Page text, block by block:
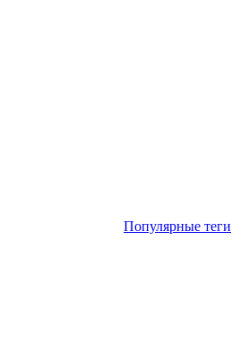
Популярные теги